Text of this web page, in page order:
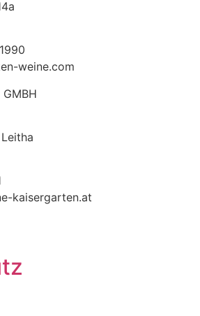
weine.com
GMBH
kaisergarten.at